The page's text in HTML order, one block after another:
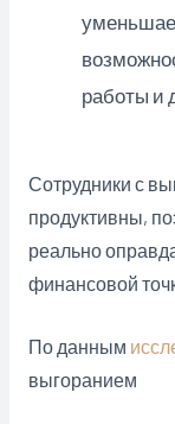
работы и
Сотрудники с
продуктивны,
реально
финансовой
По данным
выгоранием